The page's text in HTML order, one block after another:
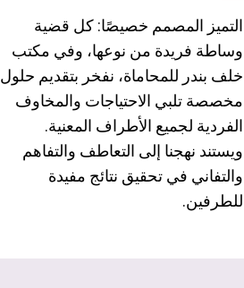
التميز المصمم خصيصًا: كل قضية
وساطة فريدة من نوعها، وفي مكتب
خلف بندر للمحاماة، نفخر بتقديم حلول
مخصصة تلبي الاحتياجات والمخاوف
الفردية لجميع الأطراف المعنية.
ويستند نهجنا إلى التعاطف والتفاهم
والتفاني في تحقيق نتائج مفيدة
للطرفين.